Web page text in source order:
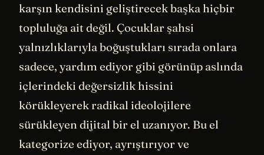
karşın kendisini geliştirecek başka hiçbir
topluluğa ait değil. Çocuklar şahsi
yalnızlıklarıyla boğuştukları sırada onlara
sadece, yardım ediyor gibi görünüp aslında
içlerindeki değersizlik hissini
körükleyerek radikal ideolojilere
sürükleyen dijital bir el uzanıyor. Bu el
kategorize ediyor, ayrıştırıyor ve